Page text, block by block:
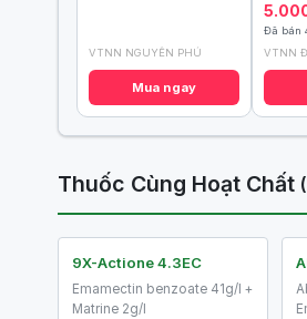
VTNN NGUYÊN PHÚ
Mua ngay
Đã bán
VTNN
Thuốc Cùng Hoạt Chất
9X-Actione 4.3EC
Emamectin benzoate 41g/l +
Matrine 2g/l